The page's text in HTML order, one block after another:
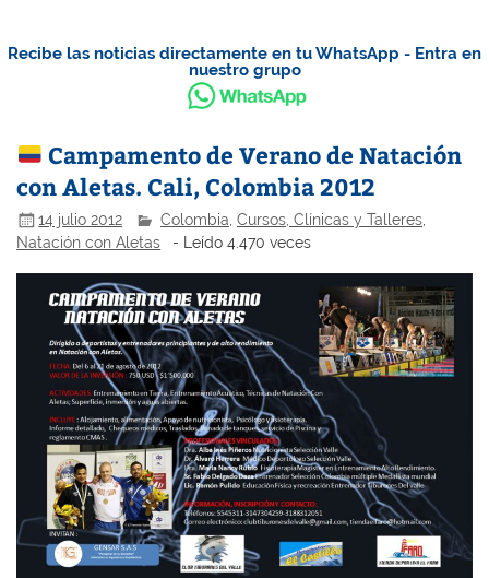
Recibe las noticias directamente en tu WhatsApp - Entra en
nuestro grupo
Campamento de Verano de Natación
con Aletas. Cali, Colombia 2012
14 julio 2012 Colombia ,Cursos, Clínicas y Talleres
Natación con Aletas
- Leído 4.470 veces